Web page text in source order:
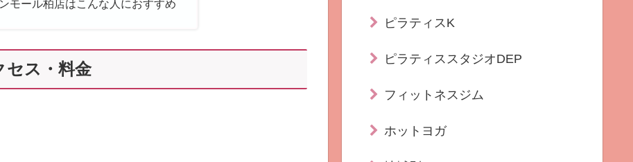
モール柏店はこんな人におすすめ
セス・料金
ピラティスK
ピラティススタジオDEP
フィットネスジム
ホットヨガ